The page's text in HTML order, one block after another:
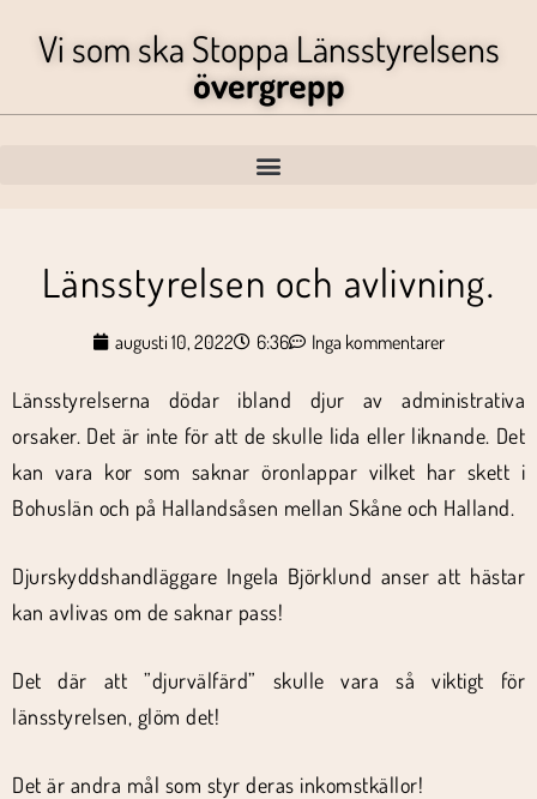
Vi som ska Stoppa Länsstyrelsens
övergrepp
Länsstyrelsen och avlivning.
augusti 10, 2022 6:36 Inga kommentarer
Länsstyrelserna dödar ibland djur av administrativa
orsaker. Det är inte för att de skulle lida eller liknande. Det
kan vara kor som saknar öronlappar vilket har skett i
Bohuslän och på Hallandsåsen mellan Skåne och Halland.
Djurskyddshandläggare Ingela Björklund anser att hästar
kan avlivas om de saknar pass!
Det där att ”djurvälfärd” skulle vara så viktigt för
länsstyrelsen, glöm det!
Det är andra mål som styr deras inkomstkällor!